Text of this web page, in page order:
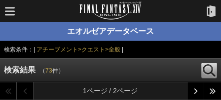
エオルゼアデータベース
検索条件：| アチーブメント>クエスト>全般|
検索結果 （73件）
1ページ / 2ページ